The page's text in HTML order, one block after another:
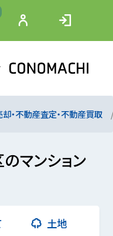
・不動産査定・不動産買取
マンション
土地